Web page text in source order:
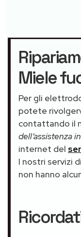
Miele
Per gli
potete
contattando il
dell’assistenza
internet del
I nostri servizi
non hanno